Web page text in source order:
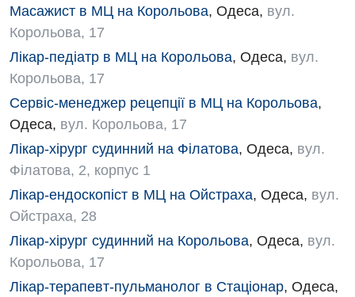
Фізіотерапія
Хірургічне відділення
Для дітей
Дитяча алергологія
Дитяча гастроентерологія
Дитяча гінекологія
Дитяча дерматовенерологія
Дитяча ендокринологія
Масажист в МЦ на Корольова, Одеса, вул.
Корольова, 17
Лікар-педіатр в МЦ на Корольова, Одеса, вул.
Корольова, 17
Сервіс-менеджер рецепції в МЦ на Корольова,
Одеса, вул. Корольова, 17
Лікар-хірург судинний на Філатова, Одеса, вул.
Філатова, 2, корпус 1
Лікар-ендоскопіст в МЦ на Ойстраха, Одеса, вул.
Ойстраха, 28
Лікар-хірург судинний на Корольова, Одеса, вул.
Корольова, 17
Лікар-терапевт-пульманолог в Стаціонар, Одеса,